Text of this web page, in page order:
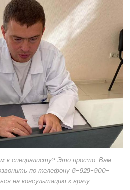
к специалисту? Это просто. Вам
по телефону 8-928-900-
на консультацию к врачу